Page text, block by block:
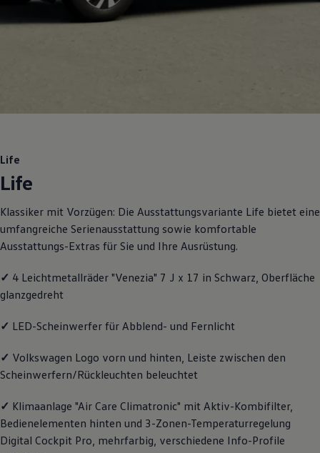
Motorenöl und Flüssigkeiten
Räder und Reifen
Transport
Updates für Software, Karten und Radio
Über Ihr Auto
Vorgängermodelle
Warn- und Kontrollleuchten
Live Beratung
Magazin
Transport
Familie
Pannen- und Unfallhilfe
Volkswagen Kundenbetreuung
Life
Life
Klassiker mit Vorzügen: Die Ausstattungsvariante Life bietet eine
umfangreiche Serienausstattung sowie komfortable
Ausstattungs-Extras für Sie und Ihre Ausrüstung.
✓ 4 Leichtmetallräder "Venezia" 7 J x 17 in Schwarz, Oberfläche
glanzgedreht
✓ LED-Scheinwerfer für Abblend- und Fernlicht
✓ Volkswagen Logo vorn und hinten, Leiste zwischen den
Scheinwerfern/Rückleuchten beleuchtet
✓ Klimaanlage "Air Care Climatronic" mit Aktiv-Kombifilter,
Bedienelementen hinten und 3-Zonen-Temperaturregelung
Digital Cockpit Pro, mehrfarbig, verschiedene Info-Profile